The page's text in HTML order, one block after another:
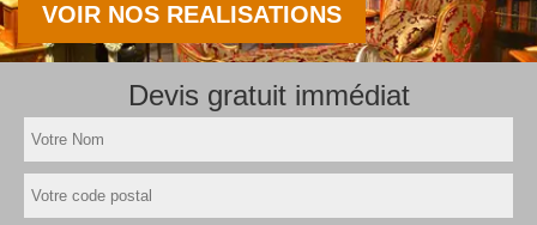
VOIR NOS REALISATIONS
Devis gratuit immédiat